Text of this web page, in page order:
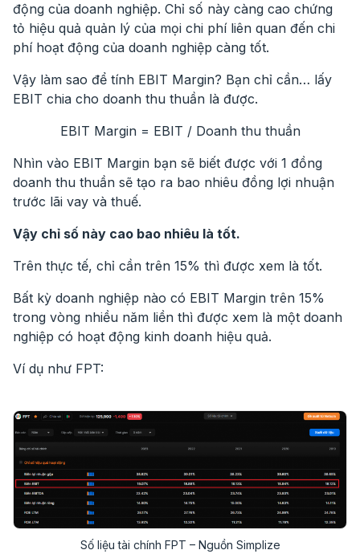
động của doanh nghiệp. Chỉ số này càng cao chứng
tỏ hiệu quả quản lý của mọi chi phí liên quan đến chi
phí hoạt động của doanh nghiệp càng tốt.
Vậy làm sao để tính EBIT Margin? Bạn chỉ cần… lấy
EBIT chia cho doanh thu thuần là được.
EBIT Margin = EBIT / Doanh thu thuần
Nhìn vào EBIT Margin bạn sẽ biết được với 1 đồng
doanh thu thuần sẽ tạo ra bao nhiêu đồng lợi nhuận
trước lãi vay và thuế.
Vậy chỉ số này cao bao nhiêu là tốt.
Trên thực tế, chỉ cần trên 15% thì được xem là tốt.
Bất kỳ doanh nghiệp nào có EBIT Margin trên 15%
trong vòng nhiều năm liền thì được xem là một doanh
nghiệp có hoạt động kinh doanh hiệu quả.
Ví dụ như FPT:
Số liệu tài chính FPT – Nguồn Simplize